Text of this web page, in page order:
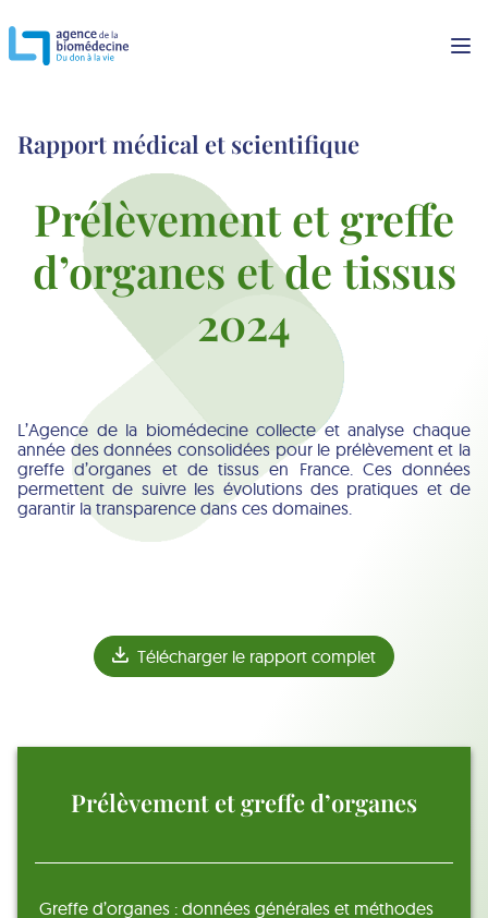
Rapport médical et scientifique
Prélèvement et greffe
d’organes et de tissus
2024
L’Agence de la biomédecine collecte et analyse chaque
année des données consolidées pour le prélèvement et la
greffe d’organes et de tissus en France. Ces données
permettent de suivre les évolutions des pratiques et de
garantir la transparence dans ces domaines.
Télécharger le rapport complet
Prélèvement et greffe d’organes
Greffe d’organes : données générales et méthodes